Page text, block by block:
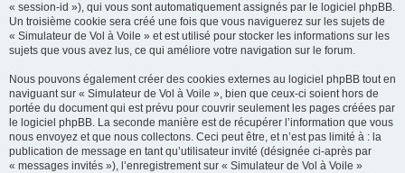
« session-id »), qui vous sont automatiquement assignés par le logiciel phpBB.
Un troisième cookie sera créé une fois que vous naviguerez sur les sujets de
« Simulateur de Vol à Voile » et est utilisé pour stocker les informations sur les
sujets que vous avez lus, ce qui améliore votre navigation sur le forum.
Nous pouvons également créer des cookies externes au logiciel phpBB tout en
naviguant sur « Simulateur de Vol à Voile », bien que ceux-ci soient hors de
portée du document qui est prévu pour couvrir seulement les pages créées par
le logiciel phpBB. La seconde manière est de récupérer l’information que vous
nous envoyez et que nous collectons. Ceci peut être, et n’est pas limité à : la
publication de message en tant qu’utilisateur invité (désignée ci-après par
« messages invités »), l’enregistrement sur « Simulateur de Vol à Voile »